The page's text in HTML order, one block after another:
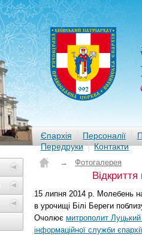
Єпархія Персоналії
Передруки
Контакти
→ Фотогалерея
15 липня 2014 р. Молебень
в урочищі Білі Береги
Очолює митрополит
інформаційної служби єпархії